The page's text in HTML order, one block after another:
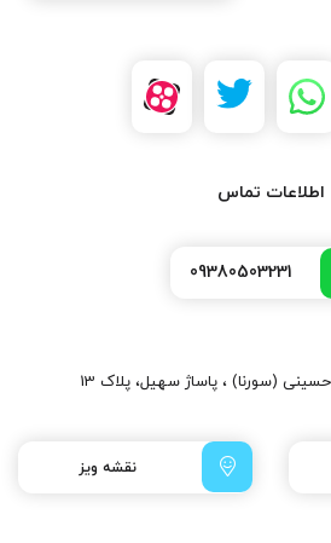
اطلاعات تماس
09380503231
(سورنا) ، پاساژ سهیل، پلاک 13
نقشه ویز